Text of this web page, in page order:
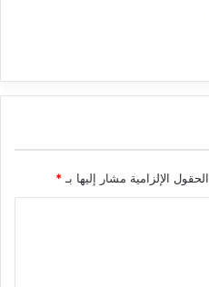
الحقول الإلزامية مشار إليها بـ *